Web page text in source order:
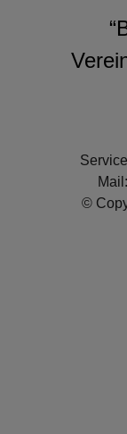
Mail:
©